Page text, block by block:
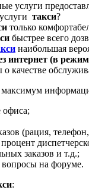
услуги
такси?
только
быстрее всего
наибольшая
интернет (в
качестве
максимум
офиса;
(рация,
заказов и т.д.;
на форуме.
: